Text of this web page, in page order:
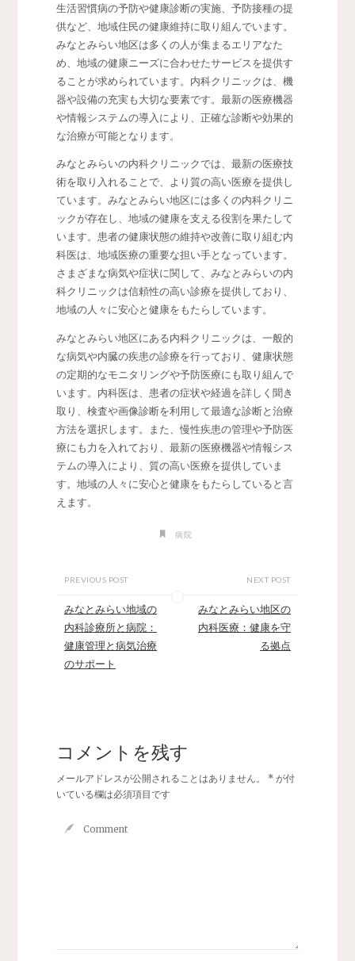
生活習慣病の予防や健康診断の実施、予防接種の提
供など、地域住民の健康維持に取り組んでいます。
みなとみらい地区は多くの人が集まるエリアなた
め、地域の健康ニーズに合わせたサービスを提供す
ることが求められています。内科クリニックは、機
器や設備の充実も大切な要素です。最新の医療機器
や情報システムの導入により、正確な診断や効果的
な治療が可能となります。
みなとみらいの内科クリニックでは、最新の医療技
術を取り入れることで、より質の高い医療を提供し
ています。みなとみらい地区には多くの内科クリニ
ックが存在し、地域の健康を支える役割を果たして
います。患者の健康状態の維持や改善に取り組む内
科医は、地域医療の重要な担い手となっています。
さまざまな病気や症状に関して、みなとみらいの内
科クリニックは信頼性の高い診療を提供しており、
地域の人々に安心と健康をもたらしています。
みなとみらい地区にある内科クリニックは、一般的
な病気や内臓の疾患の診療を行っており、健康状態
の定期的なモニタリングや予防医療にも取り組んで
います。内科医は、患者の症状や経過を詳しく聞き
取り、検査や画像診断を利用して最適な診断と治療
方法を選択します。また、慢性疾患の管理や予防医
療にも力を入れており、最新の医療機器や情報シス
テムの導入により、質の高い医療を提供していま
す。地域の人々に安心と健康をもたらしていると言
えます。
病院
PREVIOUS POST
みなとみらい地域の
内科診療所と病院：
健康管理と病気治療
のサポート
NEXT POST
みなとみらい地区の
内科医療：健康を守
る拠点
コメントを残す
メールアドレスが公開されることはありません。 *が付
いている欄は必須項目です